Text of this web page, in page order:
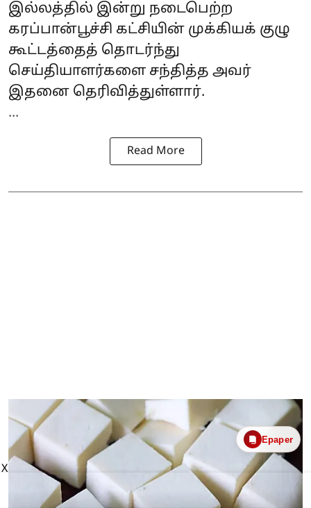
இல்லத்தில் இன்று நடைபெற்ற
கரப்பான்பூச்சி கட்சியின் முக்கியக் குழு
கூட்டத்தைத் தொடர்ந்து
செய்தியாளர்களை சந்தித்த அவர்
இதனை தெரிவித்துள்ளார்.
...
Read More
Epaper
X